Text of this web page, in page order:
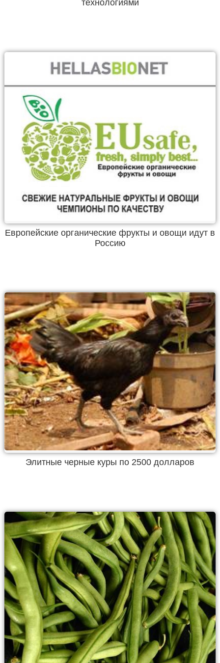
технологиями
Европейские органические фрукты и овощи идут в
Россию
Элитные черные куры по 2500 долларов